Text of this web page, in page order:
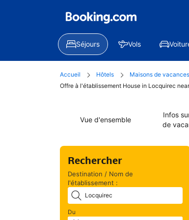
Séjours Vols
Accueil Hôtels Maisons de
Offre à l'établissement House in Locquirec
Vue d'ensemble
Infos
de
Rechercher
Destination / Nom de
l'établissement :
Du